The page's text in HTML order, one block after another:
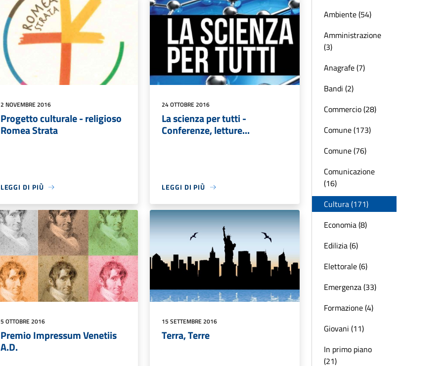
2 NOVEMBRE 2016
Progetto culturale - religioso
Romea Strata
LEGGI DI PIÙ
24 OTTOBRE 2016
La scienza per tutti -
Conferenze, letture...
LEGGI DI PIÙ
5 OTTOBRE 2016
Premio Impressum Venetiis
A.D.
15 SETTEMBRE 2016
Terra, Terre
Ambiente (54)
Amministrazione
(3)
Anagrafe (7)
Bandi (2)
Commercio (28)
Comune (173)
Comune (76)
Comunicazione
(16)
Cultura (171)
Economia (8)
Edilizia (6)
Elettorale (6)
Emergenza (33)
Formazione (4)
Giovani (11)
In primo piano
(21)